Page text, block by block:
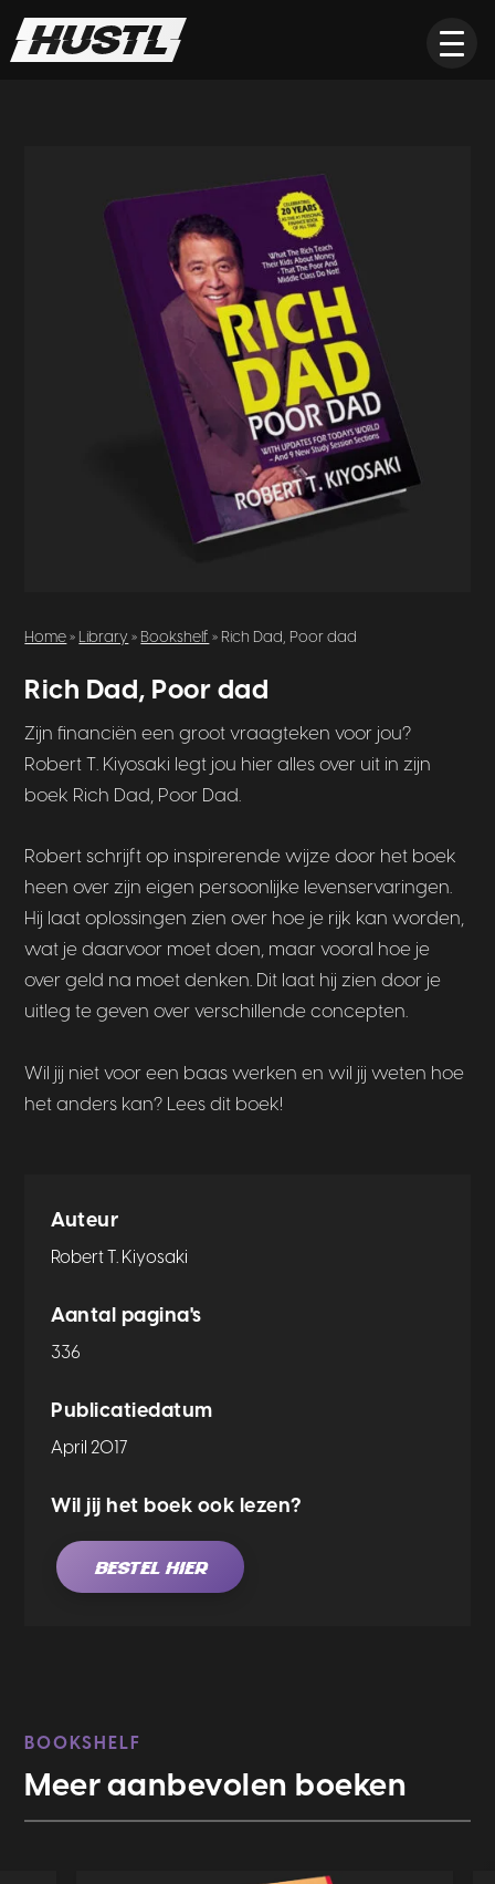
Home» Library » Bookshelf » Rich Dad, Poor dad
Rich Dad, Poor dad
Zijn financiën een groot vraagteken voor jou?
Robert T. Kiyosaki legt jou hier alles over uit in zijn
boek Rich Dad, Poor Dad.
Robert schrijft op inspirerende wijze door het boek
heen over zijn eigen persoonlijke levenservaringen.
Hij laat oplossingen zien over hoe je rijk kan worden,
wat je daarvoor moet doen, maar vooral hoe je
over geld na moet denken. Dit laat hij zien door je
uitleg te geven over verschillende concepten.
Wil jij niet voor een baas werken en wil jij weten hoe
het anders kan? Lees dit boek!
Auteur
Robert T. Kiyosaki
Aantal pagina's
336
Publicatiedatum
April 2017
Wil jij het boek ook lezen?
BESTEL HIER
BOOKSHELF
Meer aanbevolen boeken